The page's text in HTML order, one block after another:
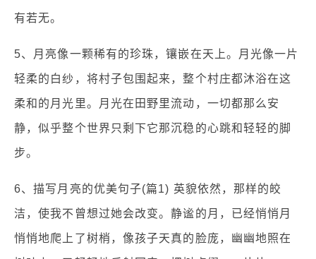
有若无。
5、月亮像一颗稀有的珍珠，镶嵌在天上。月光像一片
轻柔的白纱，将村子包围起来，整个村庄都沐浴在这
柔和的月光里。月光在田野里流动，一切都那么安
静，似乎整个世界只剩下它那沉稳的心跳和轻轻的脚
步。
6、描写月亮的优美句子(篇1) 英貌依然，那样的皎
洁，使我不曾想过她会改变。静谧的月，已经悄悄月
悄悄地爬上了树梢，像孩子天真的脸庞，幽幽地照在